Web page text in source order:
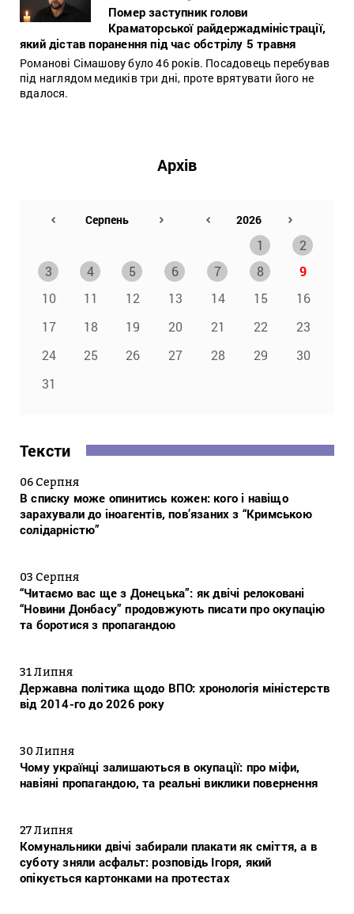
Помер заступник голови
Краматорської райдержадміністрації,
який дістав поранення під час обстрілу 5 травня
Романові Сімашову було 46 років. Посадовець перебував
під наглядом медиків три дні, проте врятувати його не
вдалося.
Архів
1
2
3
4 5 6 7 8
9
10
11 12 13 14 15
16
17
18 19 20 21 22
23
24
25 26 27 28 29
30
31
Тексти
06 Серпня
В списку може опинитись кожен: кого і навіщо
зарахували до іноагентів, пов’язаних з “Кримською
солідарністю”
03 Серпня
“Читаємо вас ще з Донецька”: як двічі релоковані
“Новини Донбасу” продовжують писати про окупацію
та боротися з пропагандою
31 Липня
Державна політика щодо ВПО: хронологія міністерств
від 2014-го до 2026 року
30 Липня
Чому українці залишаються в окупації: про міфи,
навіяні пропагандою, та реальні виклики повернення
27 Липня
Комунальники двічі забирали плакати як сміття, а в
суботу зняли асфальт: розповідь Ігоря, який
опікується картонками на протестах